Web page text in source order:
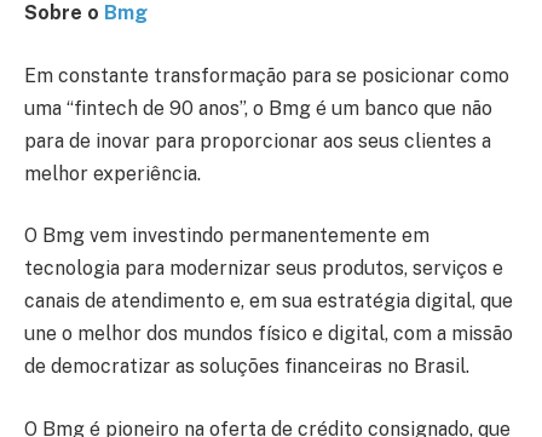
Sobre o Bmg
Em constante transformação para se posicionar como
uma “fintech de 90 anos”, o Bmg é um banco que não
para de inovar para proporcionar aos seus clientes a
melhor experiência.
O Bmg vem investindo permanentemente em
tecnologia para modernizar seus produtos, serviços e
canais de atendimento e, em sua estratégia digital, que
une o melhor dos mundos físico e digital, com a missão
de democratizar as soluções financeiras no Brasil.
O Bmg é pioneiro na oferta de crédito consignado, que